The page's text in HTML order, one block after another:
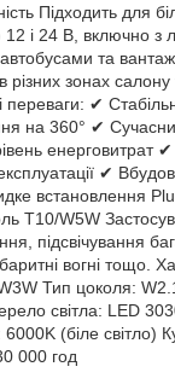
Підходить для
і 24 В, включно з
та
різних зонах
переваги: ✔
на 360° ✔
енерговитрат ✔
✔
встановлення
T10/W5W
підсвічування
вогні тощо.
Тип цоколя:
світла: LED
(біле світло)
000 год